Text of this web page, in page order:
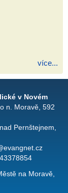
více...
v Novém
n. Moravě, 592
Pernštejnem,
na Moravě,